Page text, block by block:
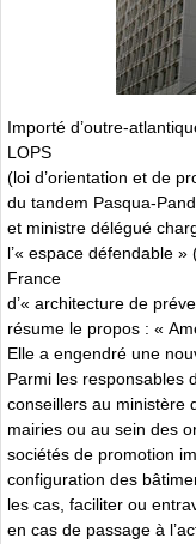
Importé d’outre-
LOPS
(loi d’orientation et de
du tandem Pasqua-
et ministre délégué
l’« espace défendable »
France
d’« architecture de
résume le propos : «
Elle a engendré une
Parmi les responsables
conseillers au ministère
mairies ou au sein des
sociétés de promotion
configuration des
les cas, faciliter ou
en cas de passage à